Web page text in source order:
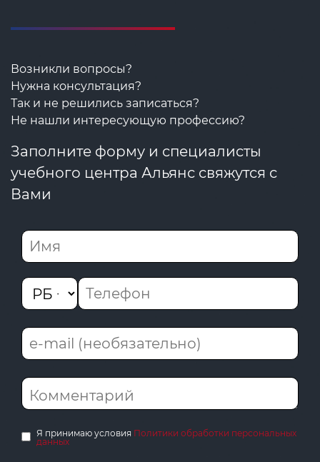
Возникли вопросы?
Нужна консультация?
Так и не решились записаться?
Не нашли интересующую профессию?
Заполните форму и специалисты
учебного центра Альянс свяжутся с
Вами
Я принимаю условия Политики обработки персональных
данных